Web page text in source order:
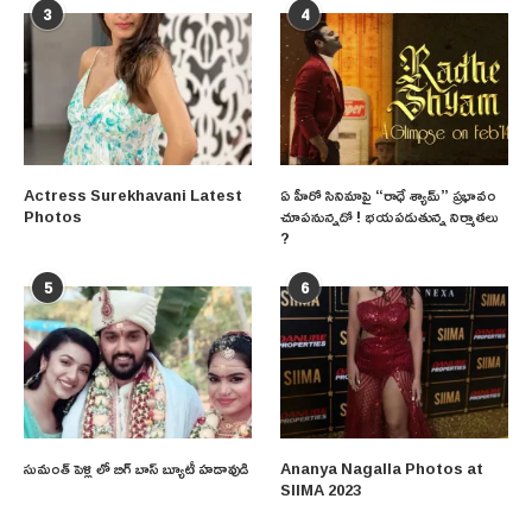
3
Actress Surekhavani Latest
Photos
4
ఏ హీరో సినిమాపై “రాధే శ్యామ్” ప్రభావం
చూపనున్నదో ! భయపడుతున్న నిర్మాతలు
?
5
సుమంత్ పెళ్లి లో బిగ్ బాస్ బ్యూటీ హడావుడి
6
Ananya Nagalla Photos at
SIIMA 2023